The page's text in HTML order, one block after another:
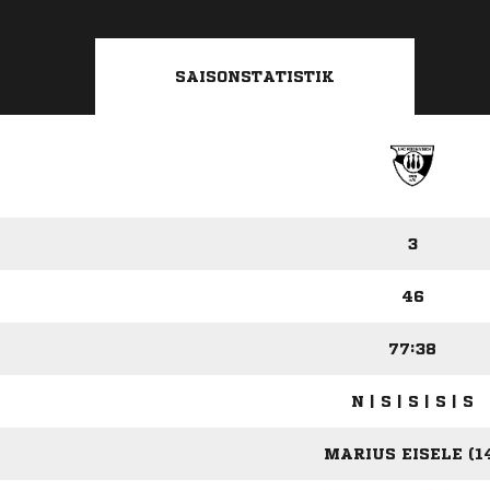
SAISONSTATISTIK
3
46
77:38
N | S | S | S | S
MARIUS EISELE